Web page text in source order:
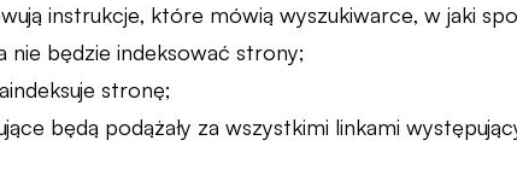
instrukcje, które mówią wyszukiwarce, w jaki
nie będzie indeksować strony;
stronę;
będą podążały za wszystkimi linkami